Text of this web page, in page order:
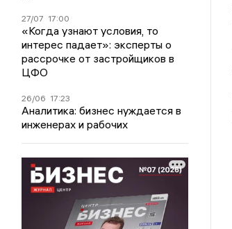
27/07 17:00
«Когда узнают условия, то
интерес падает»: эксперты о
рассрочке от застройщиков в
ЦФО
26/06 17:23
Аналитика: бизнес нуждается в
инженерах и рабочих